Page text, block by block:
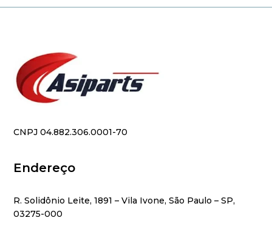
CNPJ 04.882.306.0001-70
Endereço
R. Solidônio Leite, 1891 – Vila Ivone, São Paulo – SP,
03275-000